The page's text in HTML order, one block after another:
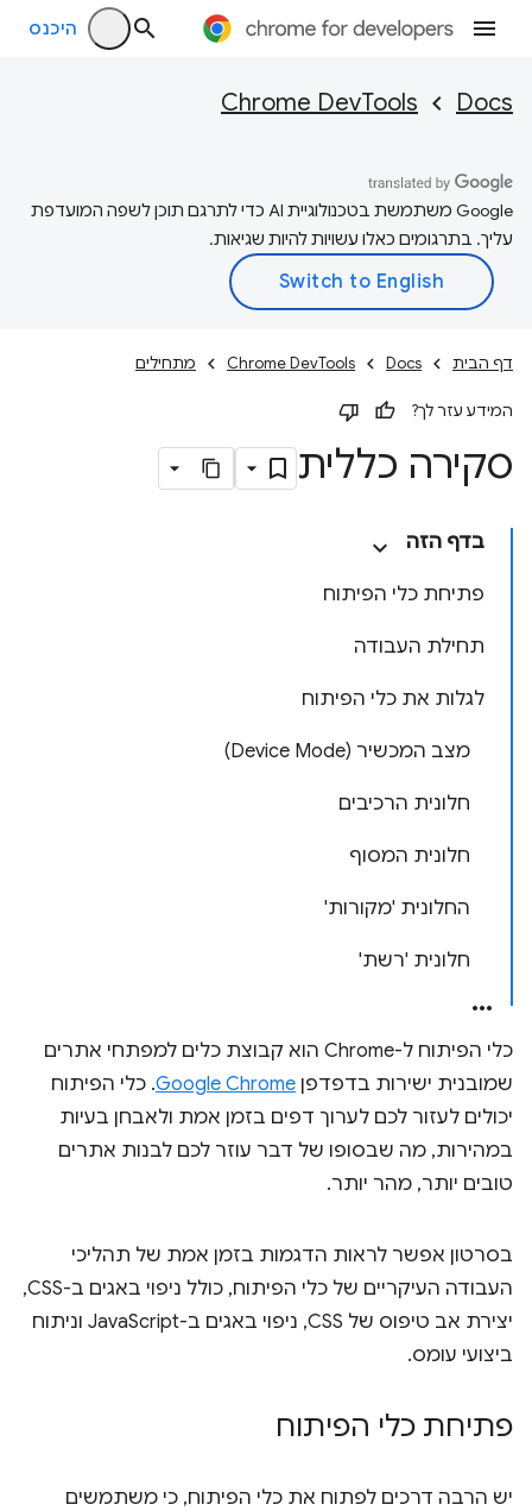
היכנס
Docs
Chrome DevTools
‫Google משתמשת בטכנולוגיית AI כדי לתרגם תוכן לשפה המועדפת
עליך. בתרגומים כאלו עשויות להיות שגיאות.
דף הבית Docs
Chrome DevTools מתחילים
המידע עזר לך?
סקירה כללית
בדף הזה
פתיחת כלי הפיתוח
תחילת העבודה
לגלות את כלי הפיתוח
מצב המכשיר (Device Mode)
חלונית הרכיבים
חלונית המסוף
החלונית 'מקורות'
חלונית 'רשת'
כלי הפיתוח ל-Chrome הוא קבוצת כלים למפתחי אתרים
שמובנית ישירות בדפדפן Google Chrome. כלי הפיתוח
יכולים לעזור לכם לערוך דפים בזמן אמת ולאבחן בעיות
במהירות, מה שבסופו של דבר עוזר לכם לבנות אתרים
טובים יותר, מהר יותר.
בסרטון אפשר לראות הדגמות בזמן אמת של תהליכי
העבודה העיקריים של כלי הפיתוח, כולל ניפוי באגים ב-CSS,
יצירת אב טיפוס של CSS, ניפוי באגים ב-JavaScript וניתוח
ביצועי עומס.
פתיחת כלי הפיתוח
יש הרבה דרכים לפתוח את כלי הפיתוח, כי משתמשים